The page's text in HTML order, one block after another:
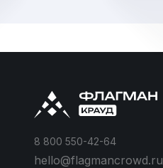
8 800 550-42-64
hello@flagmancrowd.ru